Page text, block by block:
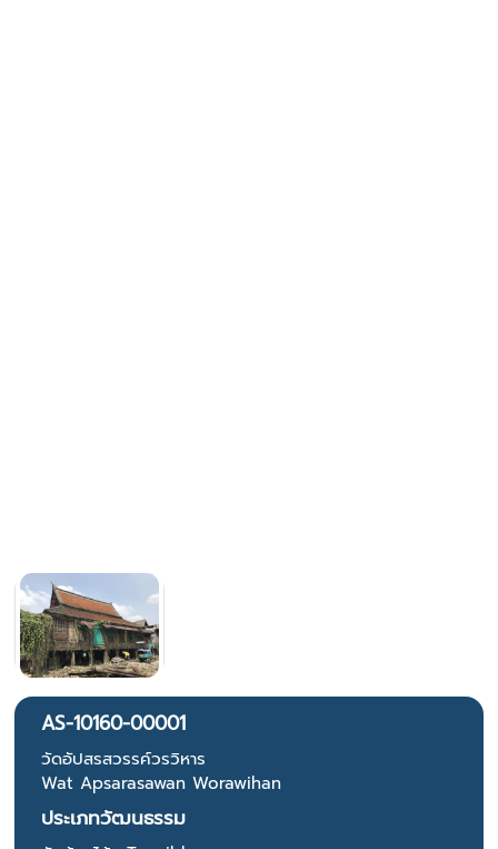
AS-10160-00001
วัดอัปสรสวรรค์วรวิหาร
Wat Apsarasawan Worawihan
ประเภทวัฒนธรรม